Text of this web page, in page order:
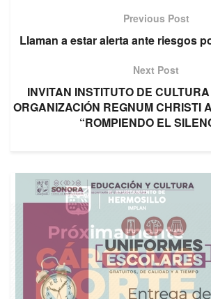
Previous Post
Llaman a estar alerta ante riesgos
Next Post
INVITAN INSTITUTO DE
ORGANIZACIÓN REGNUM CHRISTI
“ROMPIENDO EL